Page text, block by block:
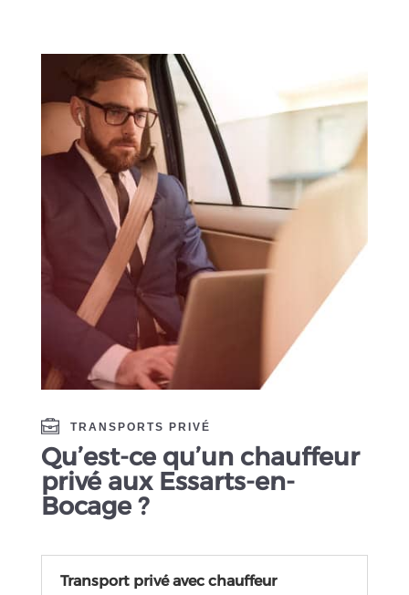
TRANSPORTS PRIVÉ
Qu’est-ce qu’un chauffeur
privé aux Essarts-en-
Bocage ?
Transport privé avec chauffeur